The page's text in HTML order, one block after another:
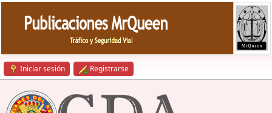
Iniciar sesión Registrarse